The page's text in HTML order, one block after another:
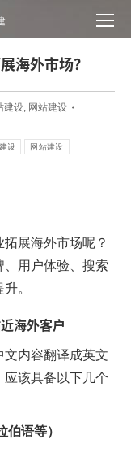
…
海外市场？
建设, 网站建设
设 网站建设
展海外市场呢？
用户体验、搜索
。
海外客户
内容翻译成英文
应该具备以下几个
语等）